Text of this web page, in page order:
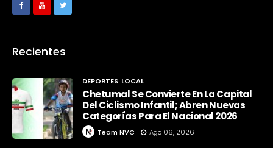
Recientes
DEPORTES LOCAL
Chetumal Se Convierte En La Capital
Del Ciclismo Infantil; Abren Nuevas
Categorías Para El Nacional 2026
Team NVC Ago 06, 2026